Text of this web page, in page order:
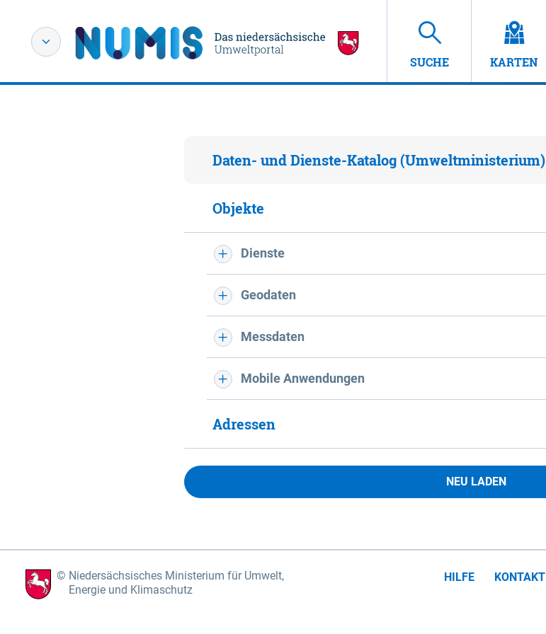
SUCHE KARTEN
Daten- und Dienste-Katalog (Umweltministerium)
Objekte
Dienste
Geodaten
Messdaten
Mobile Anwendungen
Adressen
NEU LADEN
Niedersächsisches Ministerium für Umwelt,
Energie und Klimaschutz
HILFE KONTAKT